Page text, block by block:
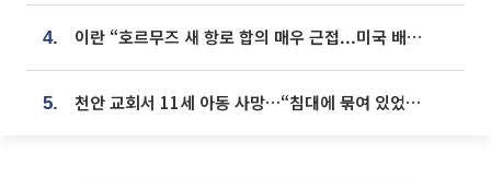
4. 이란 “호르무즈 새 항로 합의 매우 근접...미국 배상 먼저”
5. 천안 교회서 11세 아동 사망…“침대에 묶여 있었다” 진술 확보